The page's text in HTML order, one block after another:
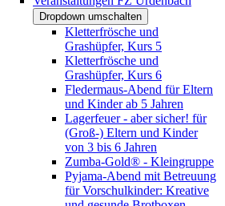
Dropdown umschalten
Kletterfrösche und
Grashüpfer, Kurs 5
Kletterfrösche und
Grashüpfer, Kurs 6
Fledermaus-Abend für Eltern
und Kinder ab 5 Jahren
Lagerfeuer - aber sicher! für
(Groß-) Eltern und Kinder
von 3 bis 6 Jahren
Zumba-Gold® - Kleingruppe
Pyjama-Abend mit Betreuung
für Vorschulkinder: Kreative